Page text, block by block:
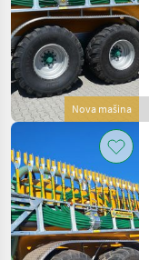
Nova mašina